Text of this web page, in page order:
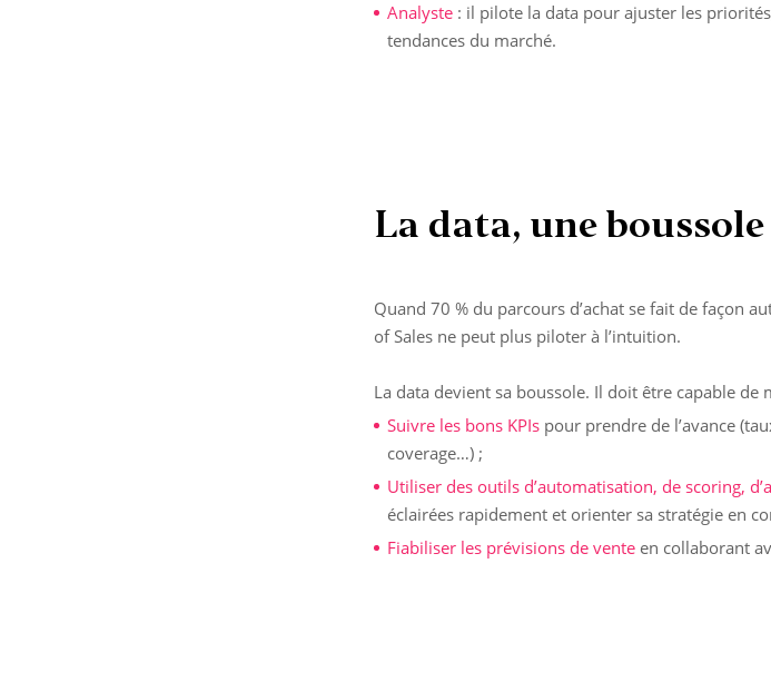
Analyste : il pilote la data pour ajuster les
tendances du marché.
La data, une
Quand 70 % du parcours d’achat se fait de façon
of Sales ne peut plus piloter à l’intuition.
La data devient sa boussole. Il doit être capable de
Suivre les bons KPIs pour prendre de l’avance
coverage…) ;
Utiliser des outils d’automatisation, de scoring,
éclairées rapidement et orienter sa stratégie en
Fiabiliser les prévisions de vente en collaborant